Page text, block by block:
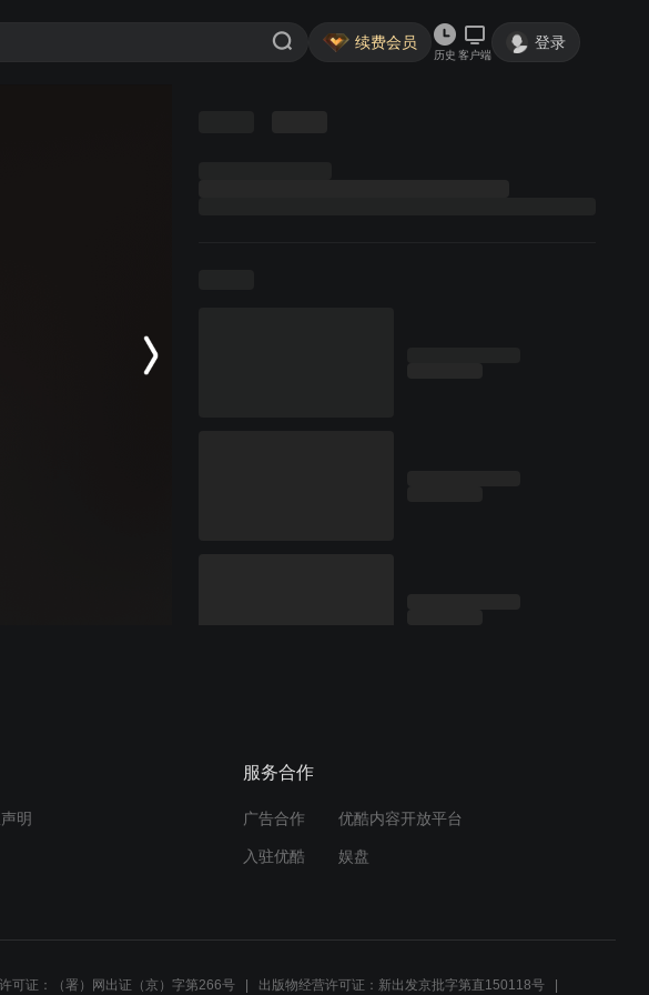
续费会员
历史 客户端
登录
明
服务合作
广告合作 优酷内容开放平台
入驻优酷 娱盘
可证：（署）网出证（京）字第266号 出版物经营许可证：新出发京批字第直150118号